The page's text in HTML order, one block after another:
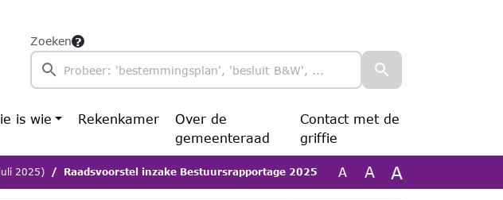
Zoeken
is wie Rekenkamer
Over de
gemeenteraad
Contact met de
griffie
2025) Raadsvoorstel inzake Bestuursrapportage 2025 A A A